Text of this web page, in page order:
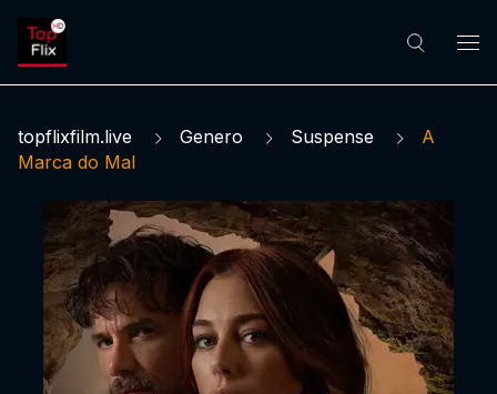
topflixfilm.live Genero Suspense
A
Marca do Mal